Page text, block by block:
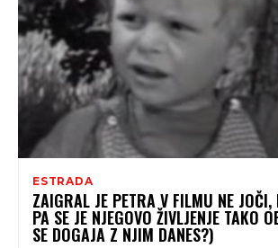
ESTRADA
ZAIGRAL JE PETRA V FILMU NE JOČI,
PA SE JE NJEGOVO ŽIVLJENJE TAKO
SE DOGAJA Z NJIM DANES?)